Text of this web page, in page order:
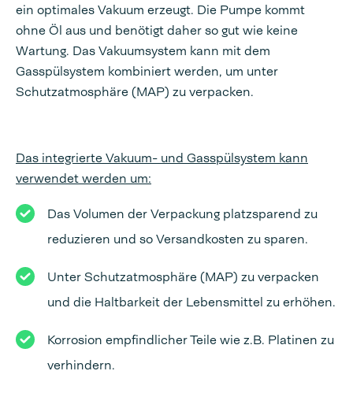
ein optimales Vakuum erzeugt. Die Pumpe kommt
ohne Öl aus und benötigt daher so gut wie keine
Wartung. Das Vakuumsystem kann mit dem
Gasspülsystem kombiniert werden, um unter
Schutzatmosphäre (MAP) zu verpacken.
Das integrierte Vakuum- und Gasspülsystem kann
verwendet werden um:
Das Volumen der Verpackung platzsparend zu
reduzieren und so Versandkosten zu sparen.
Unter Schutzatmosphäre (MAP) zu verpacken
und die Haltbarkeit der Lebensmittel zu erhöhen.
Korrosion empfindlicher Teile wie z.B. Platinen zu
verhindern.